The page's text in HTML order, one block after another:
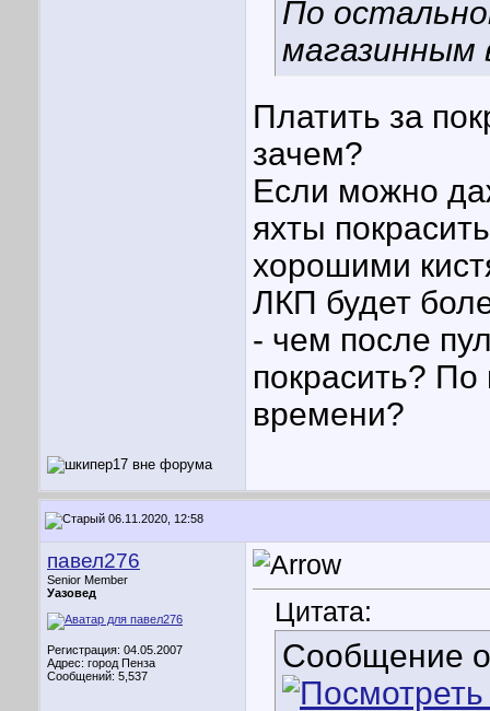
По
магазинным
Платить за
зачем?
Если можно
яхты
хорошими
ЛКП будет
- чем после
покрасить? По
времени?
06.11.2020, 12:58
павел276
Senior Member
Уазовед
Регистрация: 04.05.2007
Адрес: город Пенза
Сообщений: 5,537
Цитата:
Сообщение